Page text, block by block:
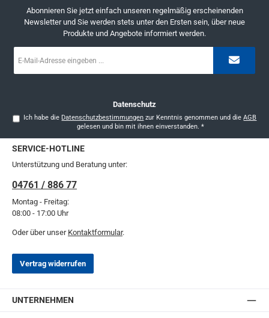
Abonnieren Sie jetzt einfach unseren regelmäßig erscheinenden
Newsletter und Sie werden stets unter den Ersten sein, über neue
Produkte und Angebote informiert werden.
Mail-
Datenschutz
Ich habe die Datenschutzbestimmungen zur Kenntnis genommen und dieAGB
gelesen und bin mit ihnen einverstanden. *
SERVICE-HOTLINE
Unterstützung und Beratung unter:
04761 / 886 77
Montag - Freitag:
08:00 - 17:00 Uhr
Oder über unser Kontaktformular.
Vertrag widerrufen
UNTERNEHMEN